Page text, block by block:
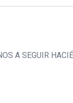
A SEGUIR